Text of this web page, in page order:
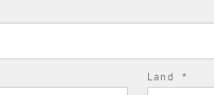
Land *